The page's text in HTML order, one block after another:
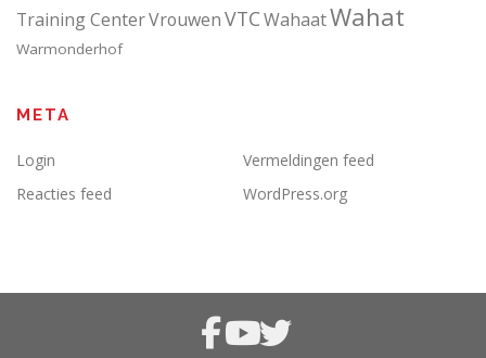
Training CenterVrouwenVTCWahaatWahat
Warmonderhof
META
Login
Vermeldingen feed
Reacties feed
WordPress.org